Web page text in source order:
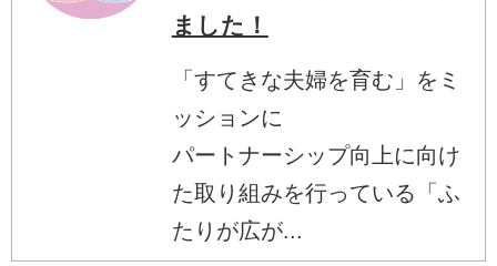
ました！
「すてきな夫婦を育む」をミ
ッションに
パートナーシップ向上に向け
た取り組みを行っている「ふ
たりが広が...